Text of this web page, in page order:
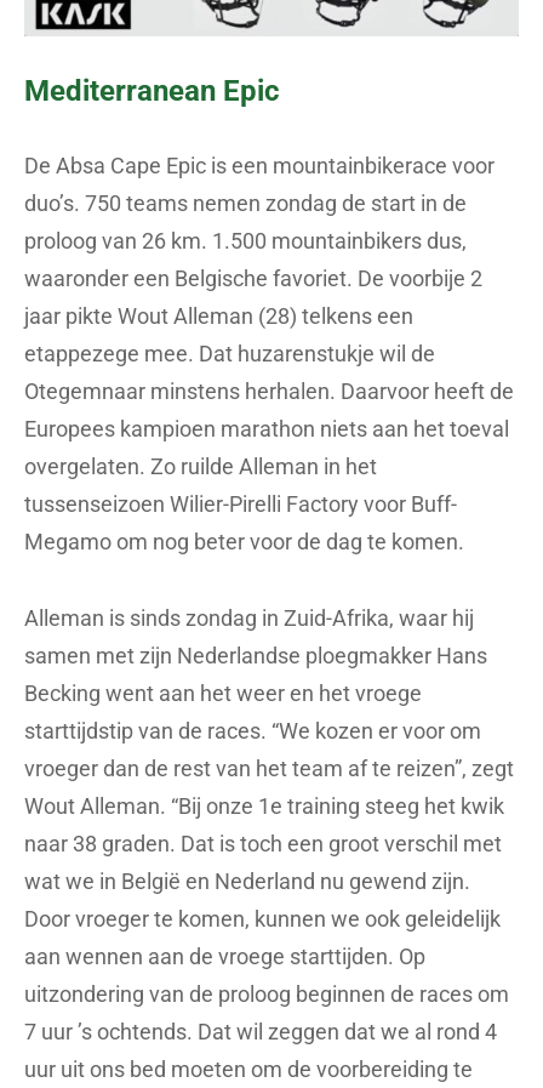
Mediterranean Epic
De Absa Cape Epic is een mountainbikerace voor
duo’s. 750 teams nemen zondag de start in de
proloog van 26 km. 1.500 mountainbikers dus,
waaronder een Belgische favoriet. De voorbije 2
jaar pikte Wout Alleman (28) telkens een
etappezege mee. Dat huzarenstukje wil de
Otegemnaar minstens herhalen. Daarvoor heeft de
Europees kampioen marathon niets aan het toeval
overgelaten. Zo ruilde Alleman in het
tussenseizoen Wilier-Pirelli Factory voor Buff-
Megamo om nog beter voor de dag te komen.
Alleman is sinds zondag in Zuid-Afrika, waar hij
samen met zijn Nederlandse ploegmakker Hans
Becking went aan het weer en het vroege
starttijdstip van de races. “We kozen er voor om
vroeger dan de rest van het team af te reizen”, zegt
Wout Alleman. “Bij onze 1e training steeg het kwik
naar 38 graden. Dat is toch een groot verschil met
wat we in België en Nederland nu gewend zijn.
Door vroeger te komen, kunnen we ook geleidelijk
aan wennen aan de vroege starttijden. Op
uitzondering van de proloog beginnen de races om
7 uur ’s ochtends. Dat wil zeggen dat we al rond 4
uur uit ons bed moeten om de voorbereiding te